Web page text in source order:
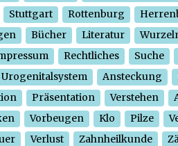
Stuttgart Rottenburg
Bücher Literatur
Rechtliches Suche
Urogenitalsystem Ansteckung
Präsentation Verstehen
Vorbeugen Klo Pilze
Verlust Zahnheilkunde